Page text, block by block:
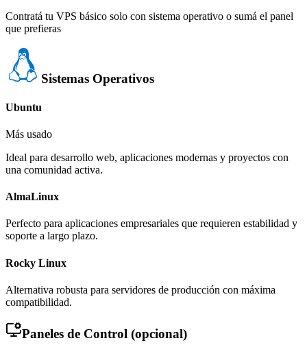
Contratá tu VPS básico solo con sistema operativo o sumá el panel
que prefieras
Sistemas Operativos
Ubuntu
Más usado
Ideal para desarrollo web, aplicaciones modernas y proyectos con
una comunidad activa.
AlmaLinux
Perfecto para aplicaciones empresariales que requieren estabilidad y
soporte a largo plazo.
Rocky Linux
Alternativa robusta para servidores de producción con máxima
compatibilidad.
Paneles de Control (opcional)